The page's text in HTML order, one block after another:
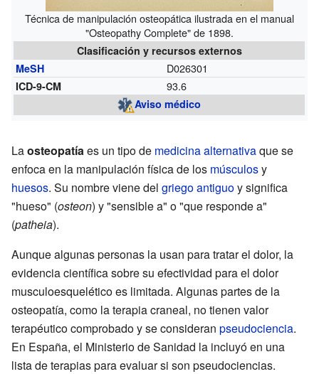
Técnica de manipulación osteopática ilustrada en el manual
"Osteopathy Complete" de 1898.
Clasificación y recursos externos
MeSH
D026301
ICD-9-CM 93.6
Aviso médico
Laosteopatíaes un tipo de medicina alternativaque se
enfoca en la manipulación física de los músculosy
huesos. Su nombre viene del griego antiguoy significa
"hueso" (osteon) y "sensible a" o "que responde a"
(patheia).
Aunque algunas personas la usan para tratar el dolor, la
evidencia científica sobre su efectividad para el dolor
musculoesquelético es limitada. Algunas partes de la
osteopatía, como la terapia craneal, no tienen valor
terapéutico comprobado y se consideran pseudociencia.
En España, el Ministerio de Sanidad la incluyó en una
lista de terapias para evaluar si son pseudociencias.